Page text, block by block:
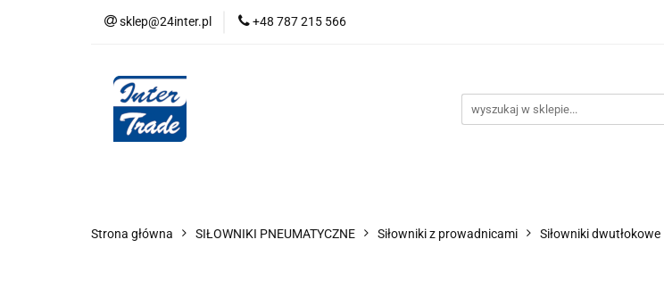
sklep@24inter.pl +48 787 215 566
AUDYT SPRĘŻONEGO POWIETRZA SERIA J AUTORYZOWANY DYSTRYBUTOR
AUDYT SPRĘŻONEGO POWIETRZA SERIA J
Strona główna SIŁOWNIKI PNEUMATYCZNE Siłowniki z prowadnicami Siłowniki dwutłokowe